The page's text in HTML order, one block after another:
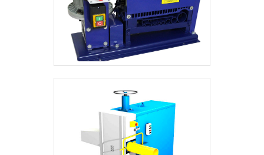
Garantia da fábrica. OBS: A Garantia só não
cobre a vida útil da faca. Enviamos para
todo o Brasil.